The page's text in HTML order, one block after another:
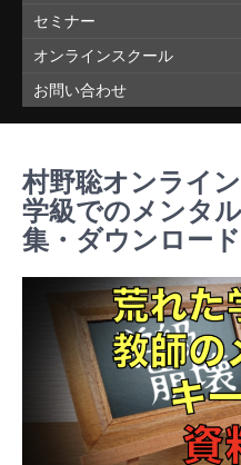
セミナー
オンラインスクール
お問い合わせ
村野聡オンライ
学級でのメンタ
集・ダウンロー